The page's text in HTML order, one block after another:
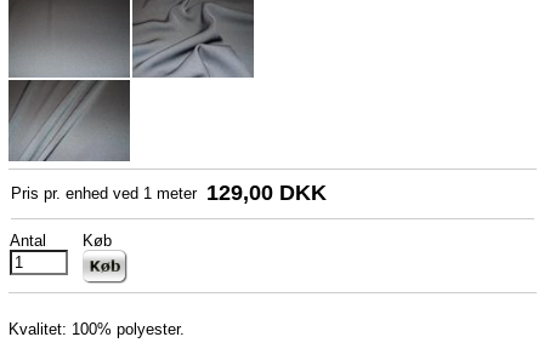
Pris pr. enhed ved 1 meter 129,00 DKK
Antal Køb
Kvalitet: 100% polyester.